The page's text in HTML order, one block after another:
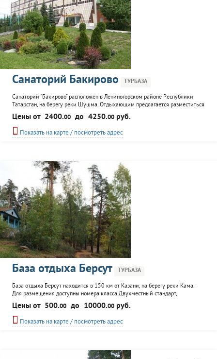
Санаторий Бакирово ТУРБАЗА
Санаторий "Бакирово" расположен в Лениногорском районе Республики
Татарстан, на берегу реки Шушма. Отдыхающим предлагается разместиться
в трех спальных корпусах. В санатории "Бакирово" имеются спортивная
база, библиотека, бильярдный зал, сауна, комната для игр, теннис,
спортивные площадки, киноконцертный зал, детская комната с
воспитателем, мини-зоопарк, дендрарий, тренажерный
Цены от 2400.00 до 4250.00 руб.
Показать на карте / посмотреть адрес
База отдыха Берсут ТУРБАЗА
База отдыха Берсут находится в 150 км от Казани, на берегу реки Кама.
Для размещения доступны номера класса Двухместный стандарт,
Двухместные улучшенные и коттеджи. К услугам гостей спортивная
площадка, организация рыбалки, походов в лес, катания на лодках, водных
велосипедах, лыжах и санях.
Цены от 500.00 до 10000.00 руб.
Показать на карте / посмотреть адрес